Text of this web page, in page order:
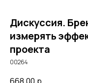
Дискуссия.
измерять
проекта
00264